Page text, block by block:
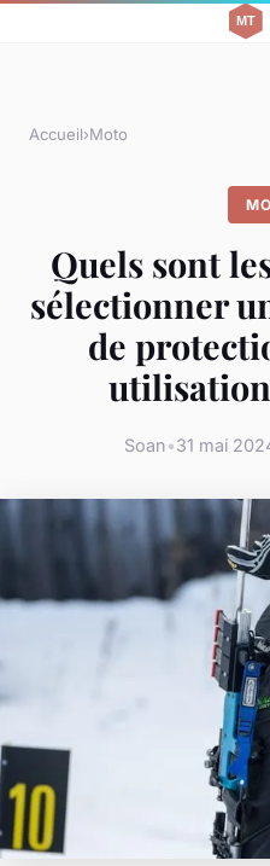
Accueil›Moto
Quels sont
sélectionner
de
Soan•31 mai